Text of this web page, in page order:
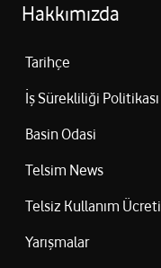
Hakkımızda
Tarihçe
İş Sürekliliği Politikası
Basin Odasi
Telsim News
Telsiz Kullanım Ücreti
Yarışmalar